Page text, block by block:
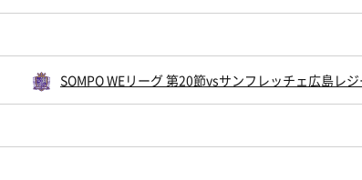
SOMPO WEリーグ 第20節vsサンフレッチェ広島レ